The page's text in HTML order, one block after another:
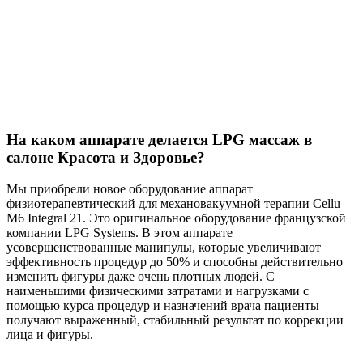
На каком аппарате делается LPG массаж в
салоне Красота и Здоровье?
Мы приобрели новое оборудование аппарат
физиотерапевтический для механовакуумной терапии Cellu
M6 Integral 21. Это оригинальное оборудование французской
компании LPG Systems. В этом аппарате
усовершенствованные манипулы, которые увеличивают
эффективность процедур до 50% и способны действительно
изменить фигуры даже очень плотных людей. С
наименьшими физическими затратами и нагрузками с
помощью курса процедур и назначений врача пациенты
получают выраженный, стабильный результат по коррекции
лица и фигуры.